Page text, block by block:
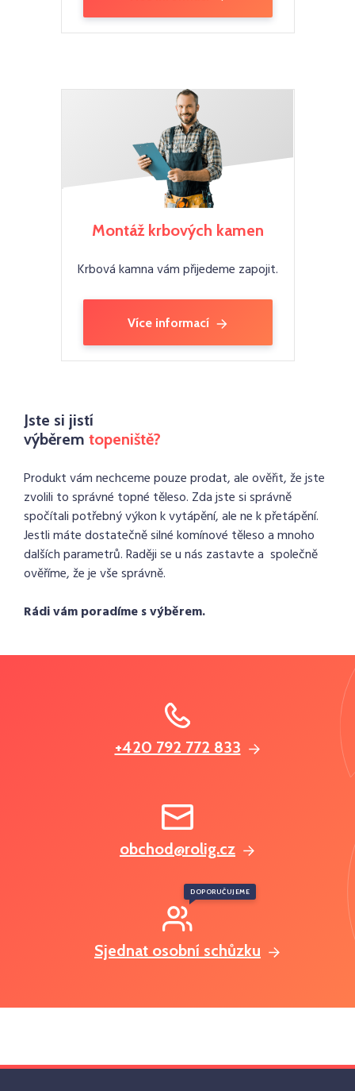
Montáž krbových kamen
Krbová kamna vám přijedeme zapojit.
Více informací
Jste si jistí
výběrem topeniště?
Produkt vám nechceme pouze prodat, ale ověřit, že jste
zvolili to správné topné těleso. Zda jste si správně
spočítali potřebný výkon k vytápění, ale ne k přetápění.
Jestli máte dostatečně silné komínové těleso a mnoho
dalších parametrů. Raději se u nás zastavte a společně
ověříme, že je vše správně.
Rádi vám poradíme s výběrem.
+420 792 772 833
obchod@rolig.cz
Sjednat osobní schůzku
DOPORUČUJEME